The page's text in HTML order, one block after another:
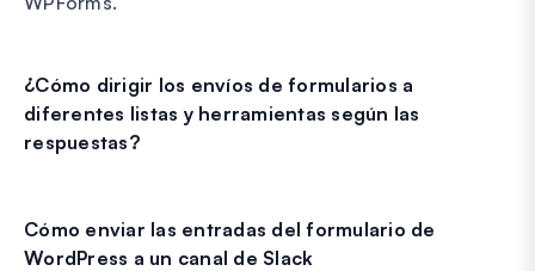
¿Cómo dirigir los envíos de formularios a
diferentes listas y herramientas según las
respuestas?
Cómo enviar las entradas del formulario de
WordPress a un canal de Slack